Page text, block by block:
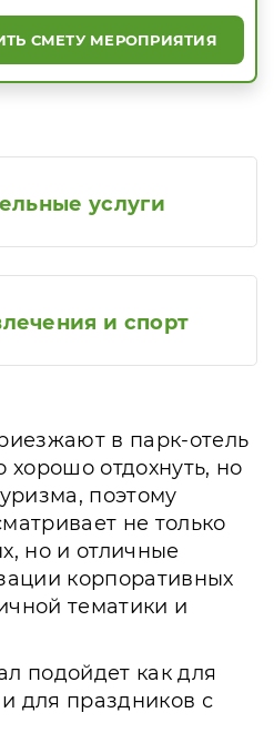
СМЕТУ МЕРОПРИЯТИЯ
услуги
и спорт
в парк-отель
хорошо отдохнуть, но
поэтому
не только
но и отличные
корпоративных
тематики и
подойдет как для
для праздников с